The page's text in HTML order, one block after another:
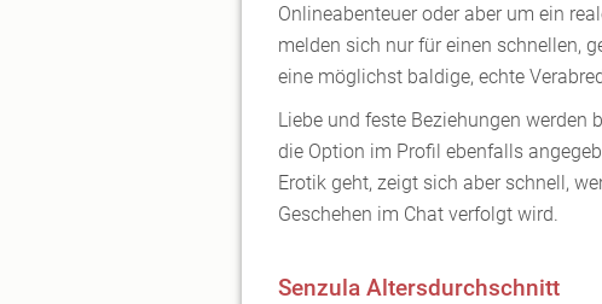
Onlineabenteuer oder aber um ein
melden sich nur für einen schnellen,
eine möglichst baldige, echte
Liebe und feste Beziehungen werden
die Option im Profil ebenfalls
Erotik geht, zeigt sich aber schnell,
Geschehen im Chat verfolgt wird.
Senzula Altersdurchschnitt